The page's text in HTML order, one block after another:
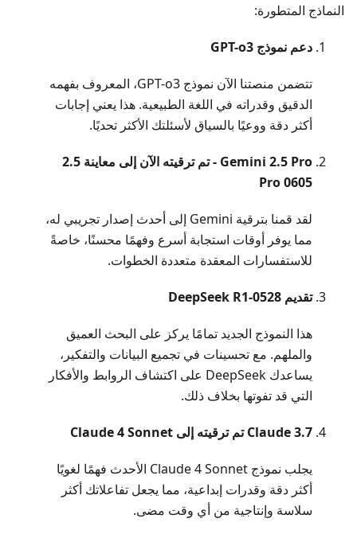
النماذج المتطورة:
دعم نموذج GPT-o3
تتضمن منصتنا الآن نموذج GPT-o3، المعروف بفهمه
الدقيق وقدراته في اللغة الطبيعية. هذا يعني إجابات
أكثر دقة ووعيًا بالسياق لأسئلتك الأكثر تحديًا.
Gemini 2.5 Pro - تم ترقيته الآن إلى معاينة 2.5
Pro 0605
لقد قمنا بترقية Gemini إلى أحدث إصدار تجريبي له،
مما يوفر أوقات استجابة أسرع وفهمًا محسنًا، خاصةً
للاستفسارات المعقدة متعددة الخطوات.
تقديم DeepSeek R1-0528
هذا النموذج الجديد تمامًا يركز على البحث العميق
والملهم. مع تحسينات في تجميع البيانات والتفكير،
يساعدك DeepSeek على اكتشاف الروابط والأفكار
التي قد تفوتها بخلاف ذلك.
Claude 3.7 تم ترقيته إلى Claude 4 Sonnet
يجلب نموذج Claude 4 Sonnet الأحدث فهمًا لغويًا
أكثر دقة وقدرات إبداعية، مما يجعل تفاعلاتك أكثر
سلاسة وإنتاجية من أي وقت مضى.